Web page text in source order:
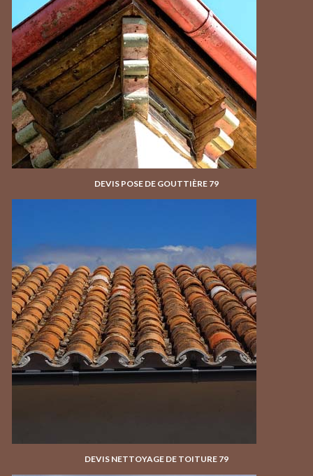
DEVIS POSE DE GOUTTIÈRE 79
DEVIS NETTOYAGE DE TOITURE 79